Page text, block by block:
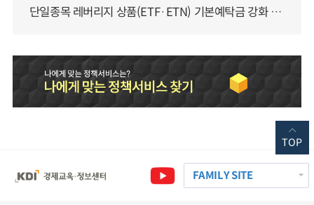
단일종목 레버리지 상품(ETF·ETN) 기본예탁금 강화 조기시행 방안 안내
FAMILY SITE
TOP